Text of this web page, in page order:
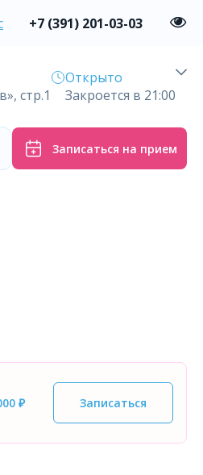
+7 (391) 201-03-03
стр.1
Открыто
Закроется в 21:00
Записаться на прием
₽ Записаться